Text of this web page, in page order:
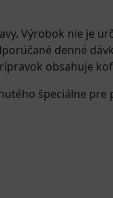
Výrobok nie je
denné
obsahuje
špeciálne pre